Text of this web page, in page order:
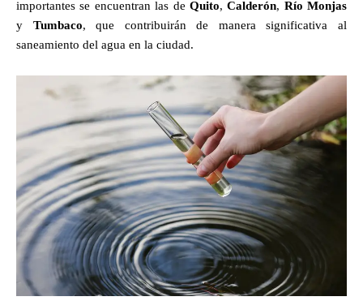
importantes se encuentran las de Quito,Calderón, Río Monjas
y Tumbaco, que contribuirán de manera significativa al
saneamiento del agua en la ciudad.